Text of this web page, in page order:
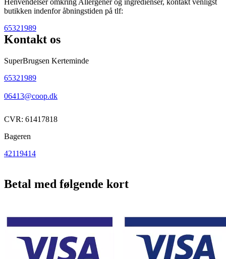
butikken indenfor åbningstiden på tlf:
65321989
Kontakt os
SuperBrugsen Kerteminde
65321989
06413@coop.dk
CVR: 61417818
Bageren
42119414
Betal med følgende kort